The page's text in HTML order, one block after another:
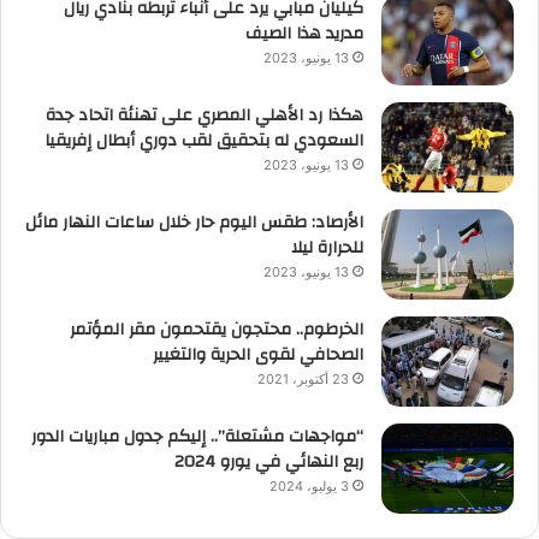
كيليان مبابي يرد على أنباء تربطه بنادي ريال
مدريد هذا الصيف
13 يونيو، 2023
هكذا رد الأهلي المصري على تهنئة اتحاد جدة
السعودي له بتحقيق لقب دوري أبطال إفريقيا
13 يونيو، 2023
الأرصاد: طقس اليوم حار خلال ساعات النهار مائل
للحرارة ليلا
13 يونيو، 2023
الخرطوم.. محتجون يقتحمون مقر المؤتمر
الصحافي لقوى الحرية والتغيير
23 أكتوبر، 2021
“مواجهات مشتعلة”.. إليكم جدول مباريات الدور
ربع النهائي في يورو 2024
3 يوليو، 2024